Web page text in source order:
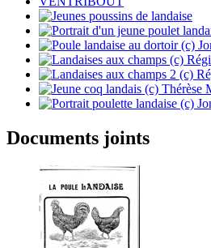
Documents joints